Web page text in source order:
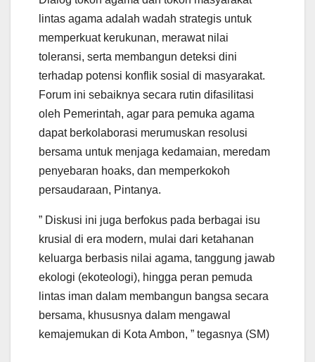
lintas agama adalah wadah strategis untuk
memperkuat kerukunan, merawat nilai
toleransi, serta membangun deteksi dini
terhadap potensi konflik sosial di masyarakat.
Forum ini sebaiknya secara rutin difasilitasi
oleh Pemerintah, agar para pemuka agama
dapat berkolaborasi merumuskan resolusi
bersama untuk menjaga kedamaian, meredam
penyebaran hoaks, dan memperkokoh
persaudaraan, Pintanya.
” Diskusi ini juga berfokus pada berbagai isu
krusial di era modern, mulai dari ketahanan
keluarga berbasis nilai agama, tanggung jawab
ekologi (ekoteologi), hingga peran pemuda
lintas iman dalam membangun bangsa secara
bersama, khususnya dalam mengawal
kemajemukan di Kota Ambon, ” tegasnya (SM)